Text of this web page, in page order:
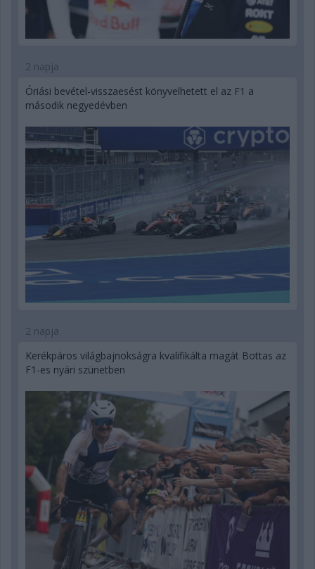
2 napja
Óriási bevétel-visszaesést könyvelhetett el az F1 a
második negyedévben
2 napja
Kerékpáros világbajnokságra kvalifikálta magát Bottas az
F1-es nyári szünetben